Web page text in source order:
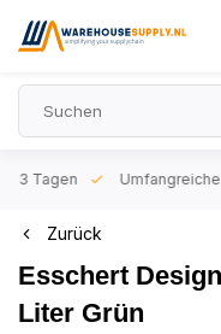
3 Tagen
Zurück
Esschert
Liter Grün